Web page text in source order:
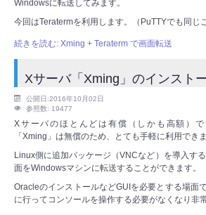
Windowsに転送してみます。
今回はTeratermを利用します。（PuTTYでも同じ
続きを読む: Xming + Teraterm で画面転送
Xサーバ「Xming」のインスト
公開日:2016年10月02日
参照数: 19477
Xサーバのほとんどは有償（しかも高額）
「Xming」は無償のため、とても手軽に利用できま
Linux側に追加パッケージ（VNCなど）を導入す
面をWindowsマシンに転送することができます。
OracleのインストールなどGUIを必要とする場面
に行ってコンソールを操作する必要がなくなり非